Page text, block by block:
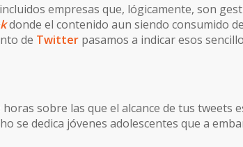
empresas que, lógicamente, son
donde el contenido aun siendo consumido
de Twitter pasamos a indicar esos
sobre las que el alcance de tus tweets
se dedica jóvenes adolescentes que a